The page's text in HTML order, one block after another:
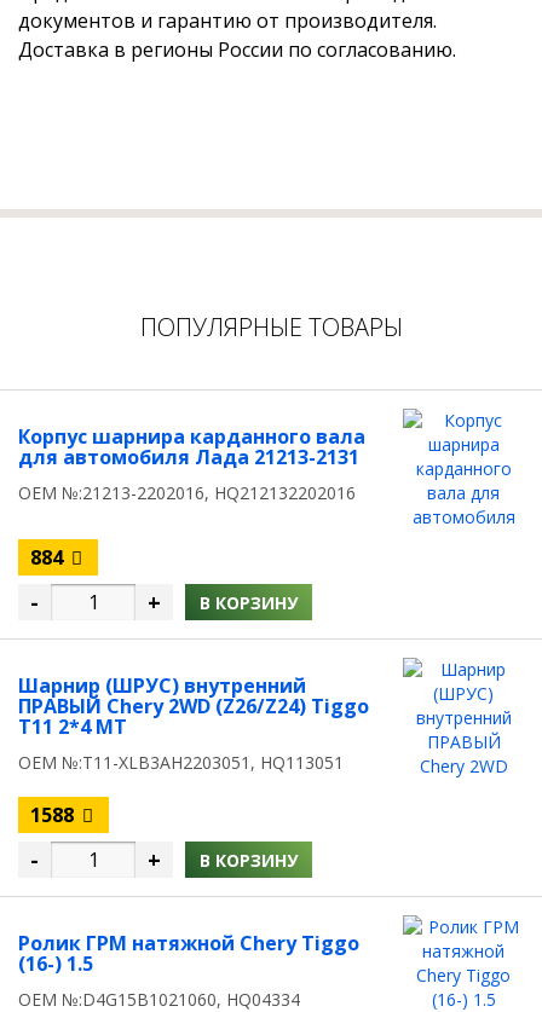
документов и гарантию от производителя.
Доставка в регионы России по согласованию.
ПОПУЛЯРНЫЕ ТОВАРЫ
Корпус шарнира карданного вала
для автомобиля Лада 21213-2131
OEM №:21213-2202016, HQ212132202016
884
- + В КОРЗИНУ
Шарнир (ШРУС) внутренний
ПРАВЫЙ Chery 2WD (Z26/Z24) Tiggo
T11 2*4 MT
OEM №:T11-XLB3AH2203051, HQ113051
1588
- + В КОРЗИНУ
Ролик ГРМ натяжной Chery Tiggo
(16-) 1.5
OEM №:D4G15B1021060, HQ04334